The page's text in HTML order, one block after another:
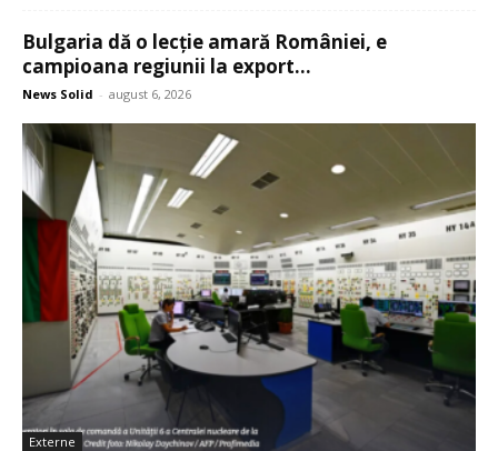
Bulgaria dă o lecție amară României, e
campioana regiunii la export...
News Solid - august 6, 2026
Externe